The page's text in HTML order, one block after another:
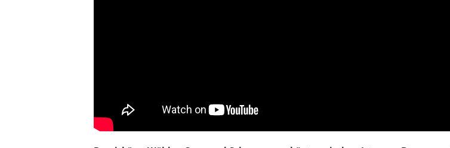
Dieser Landkreis ist ideal für Reisende, die ursprüngliche Natur, stille Dörfer und
Der Landkreis Demirköy liegt im Nordosten der Provinz Kırklareli, eingebettet in die
Region ist vor allem für ihre dichten Wälder, die seltenen Longoz-Sumpfwälder bei
Wer Ruhe, frische Luft und viel Natur sucht, findet hier ein ideales Refugium.
Das Zentrum Demirköy wirkt auf den ersten Blick wie eine typische Kleinstadt
Doch nur wenige Kilometer außerhalb beginnen bereits die Wälder, in denen sich